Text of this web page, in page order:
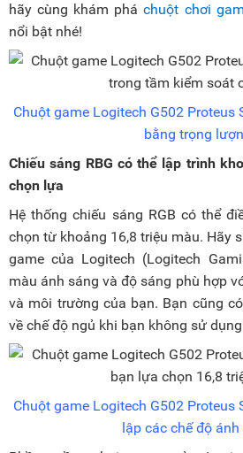
hãy cùng khám pháchuột chơi
nổi bật nhé!
Chuột game Logitech G502 Proteus
bằng trọng
Chiếu sáng RBG có thể lập trình
chọn lựa
Hệ thống chiếu sáng RGB có thể
chọn từ khoảng 16,8 triệu màu. Hãy
game của Logitech (Logitech
màu ánh sáng và độ sáng phù hợp
và môi trường của bạn. Bạn cũng
về chế độ ngủ khi bạn không sử
Chuột game Logitech G502 Proteus
lập các chế độ ánh